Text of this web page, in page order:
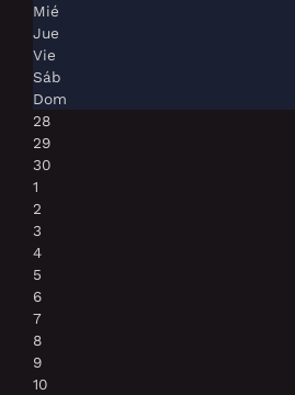
Mié
Jue
Vie
Sáb
Dom
28
29
30
1
2
3
4
5
6
7
8
9
10